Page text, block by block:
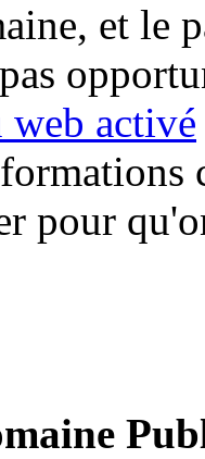
et le
web activé
pour